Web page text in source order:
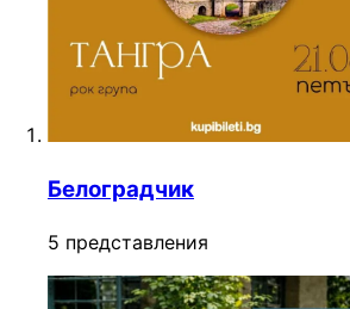
Белоградчик
5 представления